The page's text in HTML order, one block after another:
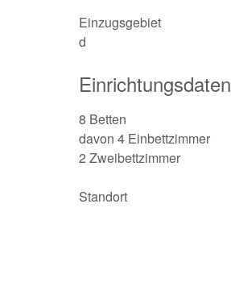
Einzugsgebiet
d
Einrichtungsdaten
8 Betten
davon 4 Einbettzimmer
2 Zweibettzimmer
Standort